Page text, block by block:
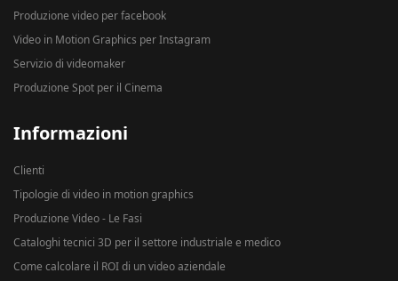
Produzione video per facebook
Video in Motion Graphics per Instagram
Servizio di videomaker
Produzione Spot per il Cinema
Informazioni
Clienti
Tipologie di video in motion graphics
Produzione Video - Le Fasi
Cataloghi tecnici 3D per il settore industriale e medico
Come calcolare il ROI di un video aziendale